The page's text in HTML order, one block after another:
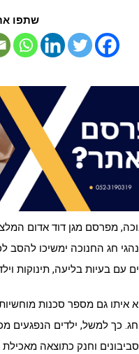
שתפו
מפרסם מגן דוד אדום
חג החנוכה ימשיכו להסב
עם בעיות בליעה, תינוקות
גם מספר סכנות
כך למשל, ילדים הנפגעים
וחנק כתוצאה